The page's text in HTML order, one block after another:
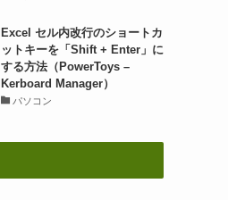
Excel セル内改行のショートカ
ットキーを「Shift + Enter」に
する方法（PowerToys –
Kerboard Manager）
パソコン